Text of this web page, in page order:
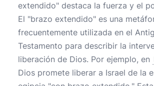
extendido" destaca la fuerza y el
El "brazo extendido" es una
frecuentemente utilizada en el
Testamento para describir la
liberación de Dios. Por ejemplo, en
Dios promete liberar a Israel de la